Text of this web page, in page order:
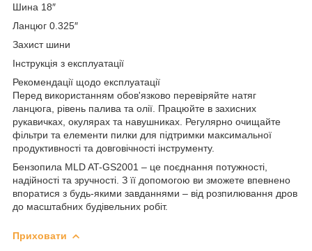
Шина 18″
Ланцюг 0.325″
Захист шини
Інструкція з експлуатації
Рекомендації щодо експлуатації
Перед використанням обов'язково перевіряйте натяг
ланцюга, рівень палива та олії. Працюйте в захисних
рукавичках, окулярах та навушниках. Регулярно очищайте
фільтри та елементи пилки для підтримки максимальної
продуктивності та довговічності інструменту.
Бензопила MLD AT-GS2001 – це поєднання потужності,
надійності та зручності. З її допомогою ви зможете впевнено
впоратися з будь-якими завданнями – від розпилювання дров
до масштабних будівельних робіт.
Приховати